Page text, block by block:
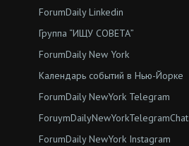
ForumDaily Linkedin
Группа “ИЩУ СОВЕТА”
ForumDaily New York
Календарь событий в Нью-Йорке
ForumDaily NewYork Telegram
ForuymDailyNewYorkTelegramChat
ForumDaily NewYork Instagram